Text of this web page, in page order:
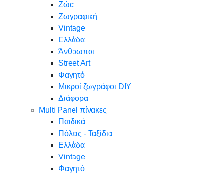
Ζώα
Ζωγραφική
Vintage
Ελλάδα
Άνθρωποι
Street Art
Φαγητό
Μικροί ζωγράφοι DIY
Διάφορα
Multi Panel πίνακες
Παιδικά
Πόλεις - Ταξίδια
Ελλάδα
Vintage
Φαγητό